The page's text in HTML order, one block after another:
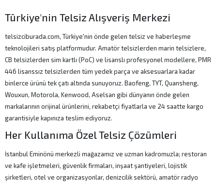
Türkiye'nin Telsiz Alışveriş Merkezi
telsizciburada.com, Türkiye'nin önde gelen telsiz ve haberleşme
teknolojileri satış platformudur. Amatör telsizlerden marin telsizlere,
CB telsizlerden sim kartlı (PoC) ve lisanslı profesyonel modellere, PMR
446 lisanssız telsizlerden tüm yedek parça ve aksesuarlara kadar
binlerce ürünü tek çatı altında sunuyoruz. Baofeng, TYT, Quansheng,
Wouxun, Motorola, Kenwood, Aselsan gibi dünyanın önde gelen
markalarının orijinal ürünlerini, rekabetçi fiyatlarla ve 24 saatte kargo
garantisiyle kapınıza teslim ediyoruz.
Her Kullanıma Özel Telsiz Çözümleri
İstanbul Eminönü merkezli mağazamız ve uzman kadromuzla; restoran
ve kafe işletmeleri, güvenlik firmaları, inşaat şantiyeleri, lojistik
şirketleri, otel ve organizasyonlar, denizcilik sektörü, amatör radyo